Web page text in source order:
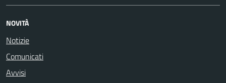
NOVITÀ
Notizie
Comunicati
Avvisi